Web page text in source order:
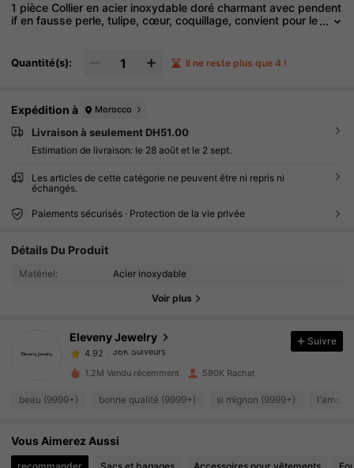
1 pièce Collier en acier inoxydable doré charmant avec pendent
if en fausse perle, tulipe, cœur, coquillage, convient pour le
Quantité(s): Il ne reste plus que 4 !
Expédition à Morocco
Livraison à seulement DH51.00
Estimation de livraison: le 28 août et le 2 sept.
Les articles de cette catégorie ne peuvent être ni repris ni
échangés.
Paiements sécurisés · Protection de la vie privée
Détails Du Produit
Matériel: Acier inoxydable
Voir plus
Eleveny Jewelry
36K Suiveurs
36K Suiveurs
4.92
36K Suiveurs
a***e
a suiviIl y a 11 heures
36K Suiveurs
4.92
Suivre
1.2M Vendu récemment 590K Rachat
beau (9999+) bonne qualité (9999+) si mignon (9999+) l'amour
Vous Aimerez Aussi